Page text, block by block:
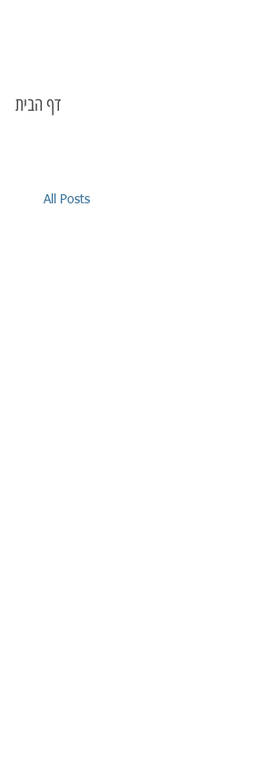
דף הבית
All Posts